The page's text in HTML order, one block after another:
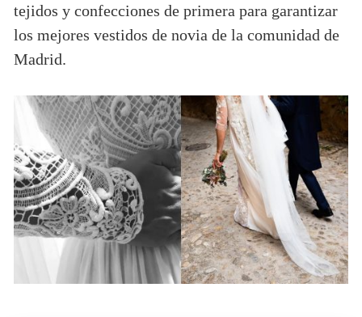
tejidos y confecciones de primera para garantizar
los mejores vestidos de novia de la comunidad de
Madrid.